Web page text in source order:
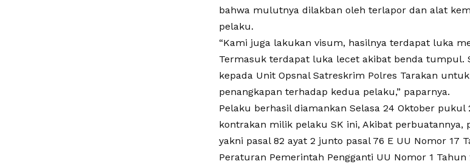
bahwa mulutnya dilakban oleh terlapor dan alat
pelaku.
“Kami juga lakukan visum, hasilnya terdapat luka
Termasuk terdapat luka lecet akibat benda tumpul.
kepada Unit Opsnal Satreskrim Polres Tarakan
penangkapan terhadap kedua pelaku,” paparnya.
Pelaku berhasil diamankan Selasa 24 Oktober pukul
kontrakan milik pelaku SK ini, Akibat perbuatannya,
yakni pasal 82 ayat 2 junto pasal 76 E UU Nomor 17
Peraturan Pemerintah Pengganti UU Nomor 1